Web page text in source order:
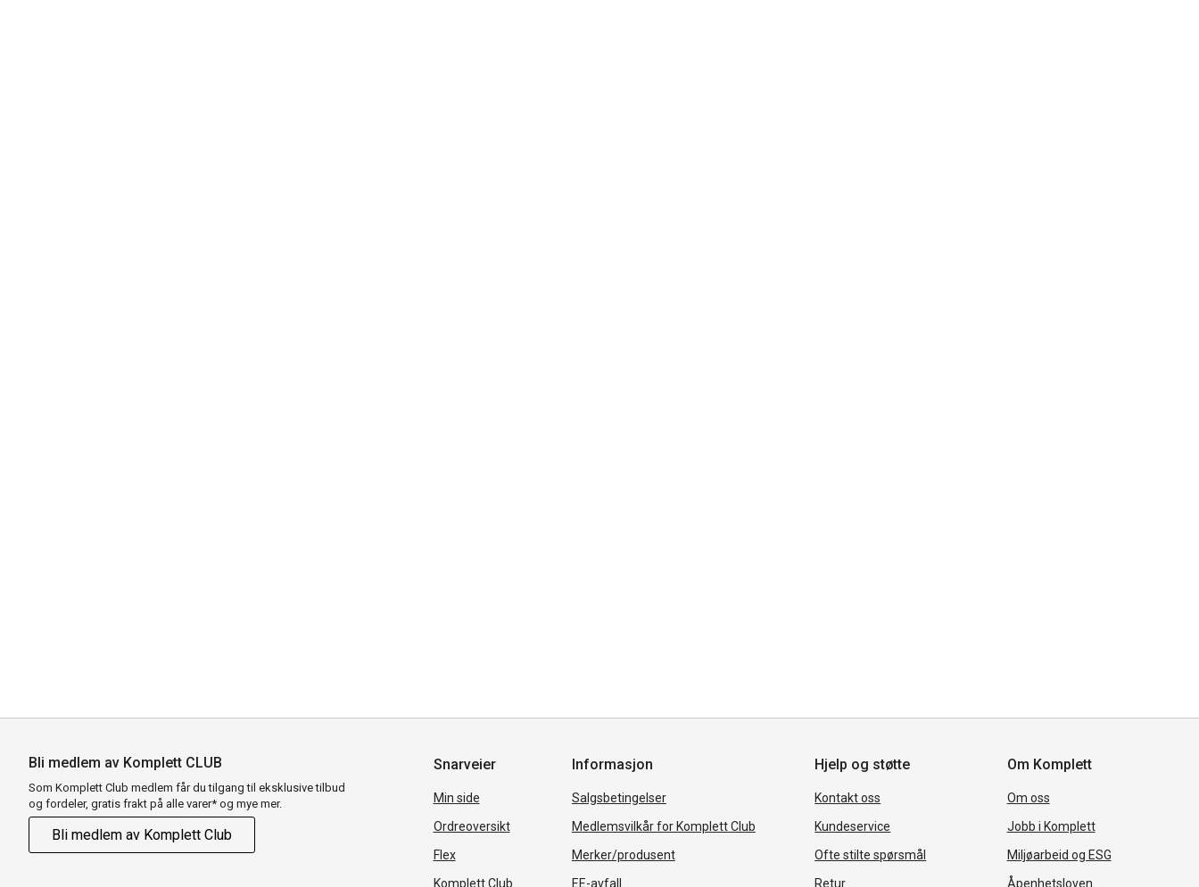
Bli medlem av Komplett CLUB
Som Komplett Club medlem får du tilgang til eksklusive tilbud
og fordeler, gratis frakt på alle varer* og mye mer.
Bli medlem av Komplett Club
Snarveier
Min side
Ordreoversikt
Flex
Komplett Club
Informasjon
Salgsbetingelser
Medlemsvilkår for Komplett Club
Merker/produsent
EE-avfall
Hjelp og støtte
Kontakt oss
Kundeservice
Ofte stilte spørsmål
Retur
Om Komplett
Om oss
Jobb i Komplett
Miljøarbeid og ESG
Åpenhetsloven